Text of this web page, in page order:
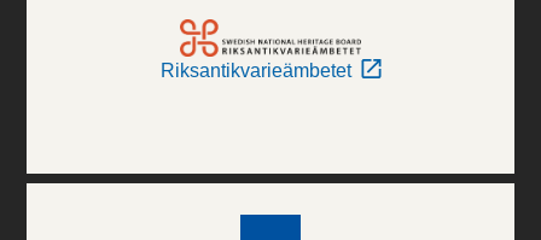
Riksantikvarieämbetet